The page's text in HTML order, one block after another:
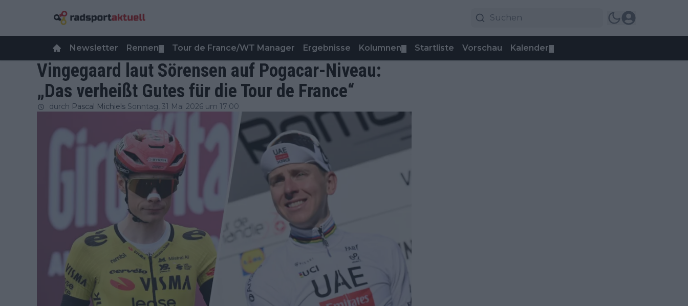
Newsletter Rennen Tour de France/WT Manager Ergebnisse Kolumnen Startliste Vorschau Kalender
Vingegaard laut Sörensen auf Pogacar-Niveau:
„Das verheißt Gutes für die Tour de France“
durch Pascal Michiels Sonntag, 31 Mai 2026 um 17:00